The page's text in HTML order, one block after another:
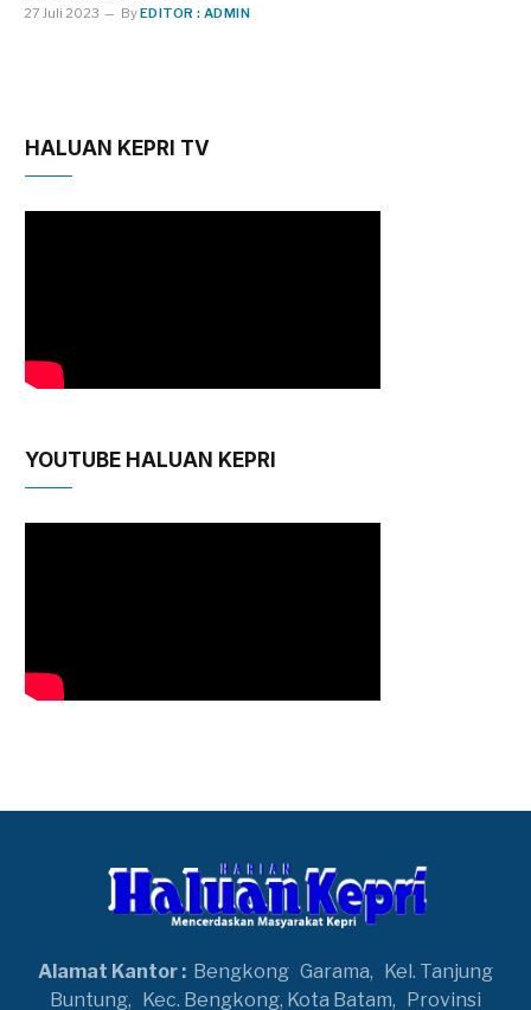
27 Juli 2023 ByEDITOR : ADMIN
HALUAN KEPRI TV
YOUTUBE HALUAN KEPRI
Alamat Kantor : Bengkong Garama, Kel. Tanjung
Buntung, Kec. Bengkong, Kota Batam, Provinsi